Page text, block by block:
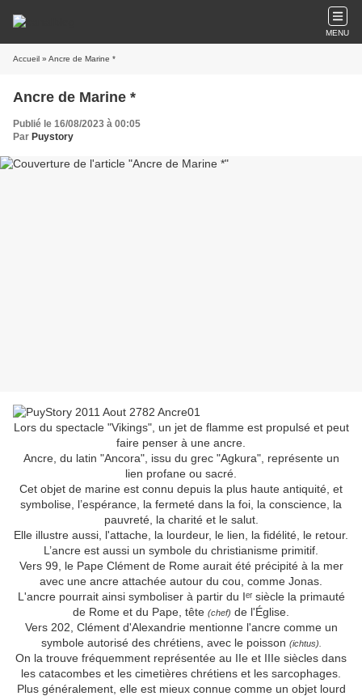
MENU
Accueil » Ancre de Marine *
Ancre de Marine *
Publié le 16/08/2023 à 00:05
Par Puystory
Lors du spectacle "Vikings", un jet de flamme est propulsé et peut
faire penser à une ancre.
Ancre, du latin "Ancora", issu du grec "Agkura", représente un
lien profane ou sacré.
Cet objet de marine est connu depuis la plus haute antiquité, et
symbolise, l’espérance, la fermeté dans la foi, la conscience, la
pauvreté, la charité et le salut.
Elle illustre aussi, l'attache, la lourdeur, le lien, la fidélité, le retour.
L’ancre est aussi un symbole du christianisme primitif.
Vers 99, le Pape Clément de Rome aurait été précipité à la mer
avec une ancre attachée autour du cou, comme Jonas.
L'ancre pourrait ainsi symboliser à partir du Iᵉʳ siècle la primauté
de Rome et du Pape, tête (chef) de l'Église.
Vers 202, Clément d'Alexandrie mentionne l'ancre comme un
symbole autorisé des chrétiens, avec le poisson (ichtus).
On la trouve fréquemment représentée au IIe et IIIe siècles dans
les catacombes et les cimetières chrétiens et les sarcophages.
Plus généralement, elle est mieux connue comme un objet lourd